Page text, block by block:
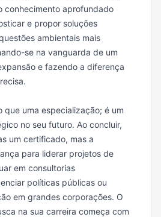
conhecimento aprofundado
e propor soluções
ambientais mais
se na vanguarda de um
e fazendo a diferença
que uma especialização; é um
no seu futuro. Ao concluir,
um certificado, mas a
para liderar projetos de
em consultorias
políticas públicas ou
em grandes corporações. O
na sua carreira começa com